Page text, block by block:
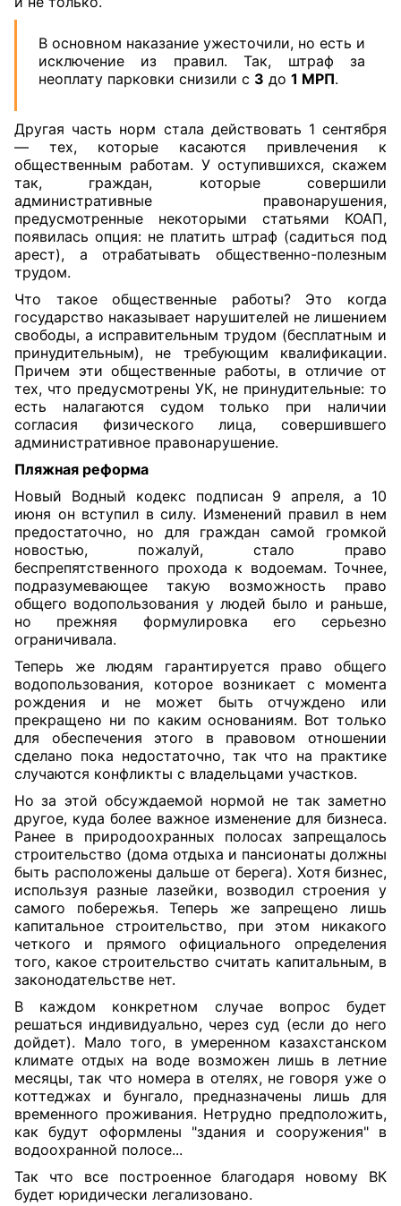
В основном наказание ужесточили, но есть и
исключение из правил. Так, штраф за
неоплату парковки снизили с 3 до 1 МРП.
Другая часть норм стала действовать 1 сентября
— тех, которые касаются привлечения к
общественным работам. У оступившихся, скажем
так, граждан, которые совершили
административные правонарушения,
предусмотренные некоторыми статьями КОАП,
появилась опция: не платить штраф (садиться под
арест), а отрабатывать общественно-полезным
трудом.
Что такое общественные работы? Это когда
государство наказывает нарушителей не лишением
свободы, а исправительным трудом (бесплатным и
принудительным), не требующим квалификации.
Причем эти общественные работы, в отличие от
тех, что предусмотрены УК, не принудительные: то
есть налагаются судом только при наличии
согласия физического лица, совершившего
административное правонарушение.
Пляжная реформа
Новый Водный кодекс подписан 9 апреля, а 10
июня он вступил в силу. Изменений правил в нем
предостаточно, но для граждан самой громкой
новостью, пожалуй, стало право
беспрепятственного прохода к водоемам. Точнее,
подразумевающее такую возможность право
общего водопользования у людей было и раньше,
но прежняя формулировка его серьезно
ограничивала.
Теперь же людям гарантируется право общего
водопользования, которое возникает с момента
рождения и не может быть отчуждено или
прекращено ни по каким основаниям. Вот только
для обеспечения этого в правовом отношении
сделано пока недостаточно, так что на практике
случаются конфликты с владельцами участков.
Но за этой обсуждаемой нормой не так заметно
другое, куда более важное изменение для бизнеса.
Ранее в природоохранных полосах запрещалось
строительство (дома отдыха и пансионаты должны
быть расположены дальше от берега). Хотя бизнес,
используя разные лазейки, возводил строения у
самого побережья. Теперь же запрещено лишь
капитальное строительство, при этом никакого
четкого и прямого официального определения
того, какое строительство считать капитальным, в
законодательстве нет.
В каждом конкретном случае вопрос будет
решаться индивидуально, через суд (если до него
дойдет). Мало того, в умеренном казахстанском
климате отдых на воде возможен лишь в летние
месяцы, так что номера в отелях, не говоря уже о
коттеджах и бунгало, предназначены лишь для
временного проживания. Нетрудно предположить,
как будут оформлены "здания и сооружения" в
водоохранной полосе...
Так что все построенное благодаря новому ВК
будет юридически легализовано.